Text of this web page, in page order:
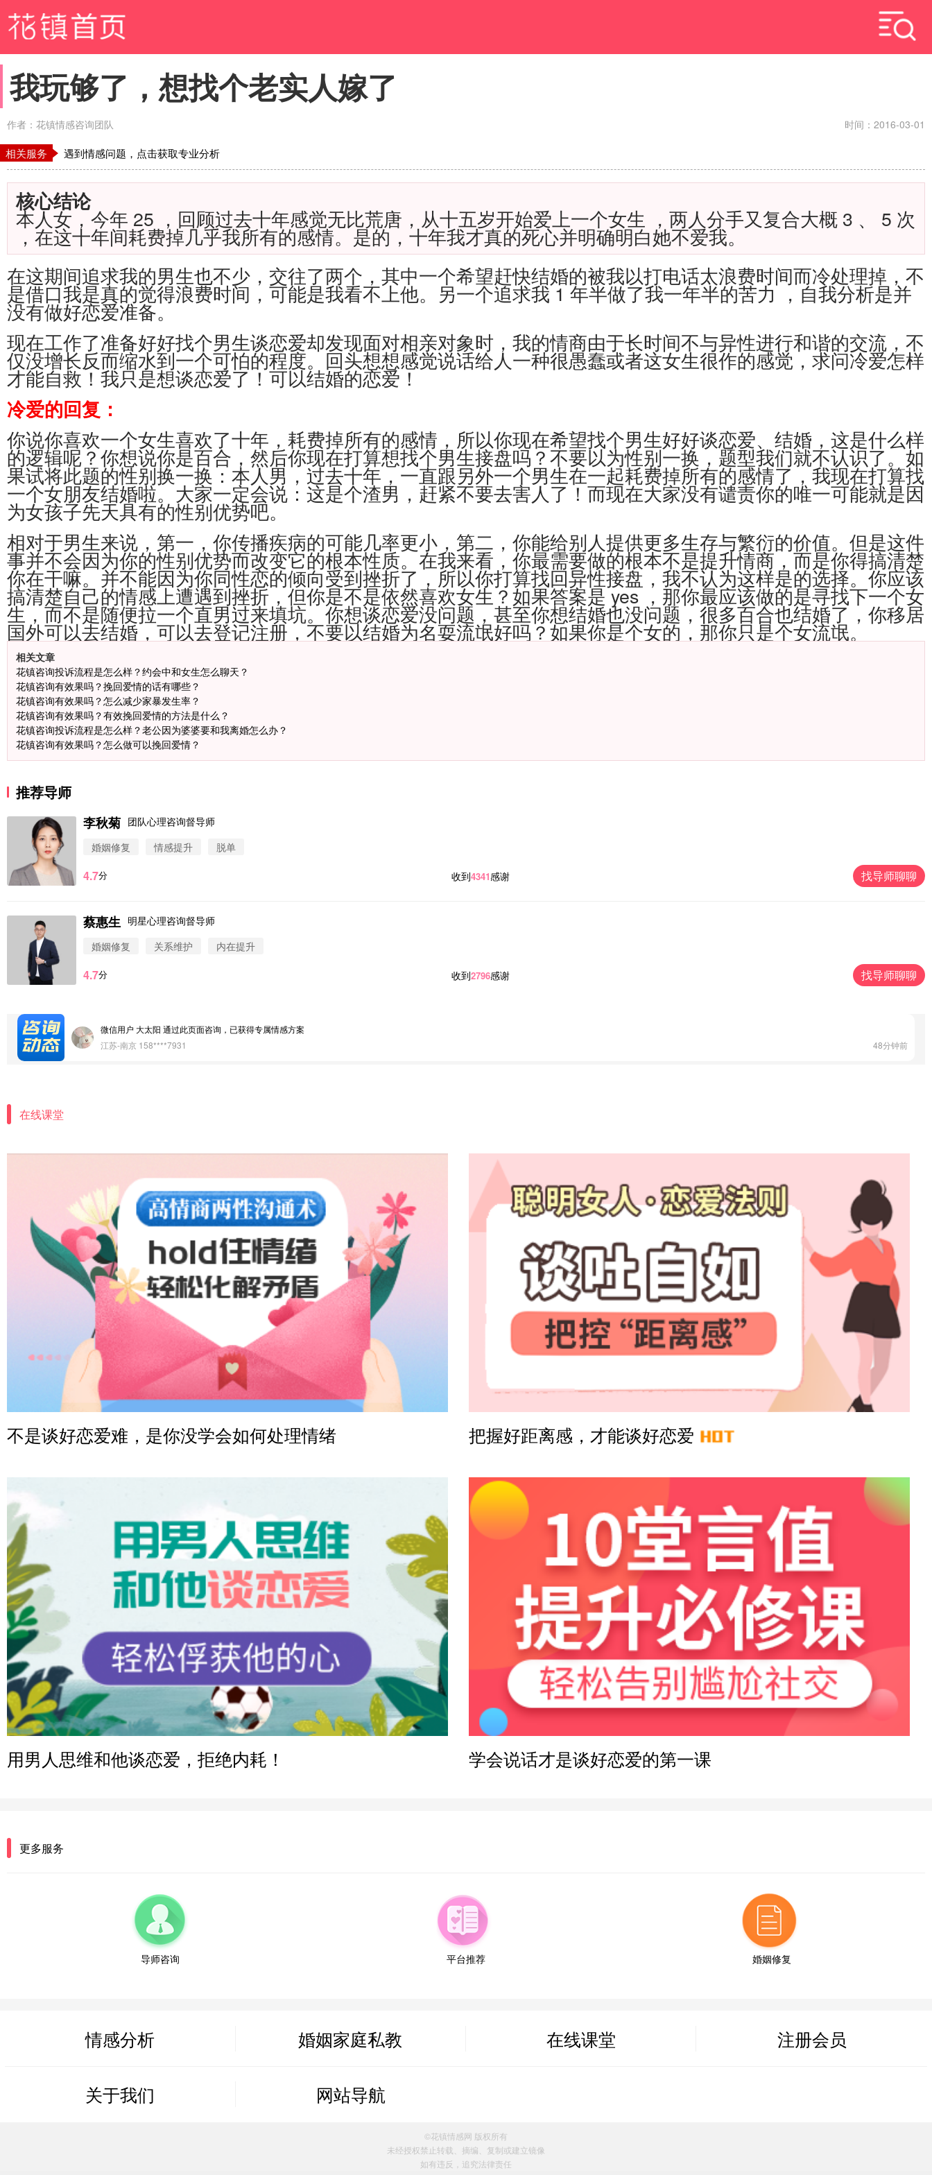
我玩够了，想找个老实人嫁了
作者：花镇情感咨询团队 时间：2016-03-01
相关服务 遇到情感问题，点击获取专业分析
核心结论
本人女，今年 25 ，回顾过去十年感觉无比荒唐，从十五岁开始爱上一个女生 ，两人分手又复合大概 3 、 5 次
，在这十年间耗费掉几乎我所有的感情。是的，十年我才真的死心并明确明白她不爱我。
在这期间追求我的男生也不少，交往了两个，其中一个希望赶快结婚的被我以打电话太浪费时间而冷处理掉，不
是借口我是真的觉得浪费时间，可能是我看不上他。另一个追求我1年半做了我一年半的苦力 ，自我分析是并
没有做好恋爱准备。
现在工作了准备好好找个男生谈恋爱却发现面对相亲对象时，我的情商由于长时间不与异性进行和谐的交流，不
仅没增长反而缩水到一个可怕的程度。回头想想感觉说话给人一种很愚蠢或者这女生很作的感觉，求问冷爱怎样
才能自救！我只是想谈恋爱了！可以结婚的恋爱！
冷爱的回复：
你说你喜欢一个女生喜欢了十年，耗费掉所有的感情，所以你现在希望找个男生好好谈恋爱、结婚，这是什么样
的逻辑呢？你想说你是百合，然后你现在打算想找个男生接盘吗？不要以为性别一换，题型我们就不认识了。如
果试将此题的性别换一换：本人男，过去十年，一直跟另外一个男生在一起耗费掉所有的感情了，我现在打算找
一个女朋友结婚啦。大家一定会说：这是个渣男，赶紧不要去害人了！而现在大家没有谴责你的唯一可能就是因
为女孩子先天具有的性别优势吧。
相对于男生来说，第一，你传播疾病的可能几率更小，第二，你能给别人提供更多生存与繁衍的价值。但是这件
事并不会因为你的性别优势而改变它的根本性质。在我来看，你最需要做的根本不是提升情商，而是你得搞清楚
你在干嘛。并不能因为你同性恋的倾向受到挫折了，所以你打算找回异性接盘，我不认为这样是的选择。你应该
搞清楚自己的情感上遭遇到挫折，但你是不是依然喜欢女生？如果答案是yes ，那你最应该做的是寻找下一个女
生，而不是随便拉一个直男过来填坑。你想谈恋爱没问题，甚至你想结婚也没问题，很多百合也结婚了，你移居
国外可以去结婚，可以去登记注册，不要以结婚为名耍流氓好吗？如果你是个女的，那你只是个女流氓。
相关文章
花镇咨询投诉流程是怎么样？约会中和女生怎么聊天？
花镇咨询有效果吗？挽回爱情的话有哪些？
花镇咨询有效果吗？怎么减少家暴发生率？
花镇咨询有效果吗？有效挽回爱情的方法是什么？
花镇咨询投诉流程是怎么样？老公因为婆婆要和我离婚怎么办？
花镇咨询有效果吗？怎么做可以挽回爱情？
推荐导师
李秋菊 团队心理咨询督导师
婚姻修复
情感提升 脱单
4.7分 收到4341感谢 找导师聊聊
蔡惠生 明星心理咨询督导师
婚姻修复
关系维护 内在提升
4.7分 收到2796感谢 找导师聊聊
浙江-杭州 183****4847
微信用户 Vnno 通过此页面咨询，已获得专属情感方案
微信用户 大太阳 通过此页面咨询，已获得专属情感方案
江苏-南京 158****7931
48分钟前
上海-浦东 177****9074
56分钟前
微信用户 Liberty 通过此页面咨询，已获得专属情感方案
广东-广州 188****5632
12分钟前
微信用户 司马锘 通过此页面咨询，已获得专属情感方案
湖北-武汉 135****7410
41分钟前
微信用户 困困魚? 通过此页面咨询，已获得专属情感方案
陕西-西安 139****6283
3分钟前
微信用户 喜欢下雨天^ 通过此页面咨询，已获得专属情感方案
浙江-宁波 150****8921
28分钟前
微信用户 逆光下的微笑 通过此页面咨询，已获得专属情感方案
微信用户 凌乱小羊 通过此页面咨询，已获得专属情感方案
7分钟前
微信用户 小任性 通过此页面咨询，已获得专属情感方案
微信用户 H-孙志远-上海 通过此页面咨询，已获得专属情感方案
上海-黄浦 135****7601
微信用户 墨笙 通过此页面咨询，已获得专属情感方案
江苏-苏州 188****5187
微信用户 谢思明 通过此页面咨询，已获得专属情感方案
广东-佛山 139****6034
微信用户 静默 通过此页面咨询，已获得专属情感方案
四川-重庆 157****9228
江苏-无锡 137****1123
微信用户 sun 通过此页面咨询，已获得专属情感方案
安徽-合肥 159***2234
山东-济南 152****4456
在线课堂
不是谈好恋爱难，是你没学会如何处理情绪 把握好距离感，才能谈好恋爱
用男人思维和他谈恋爱，拒绝内耗！ 学会说话才是谈好恋爱的第一课
更多服务
导师咨询 平台推荐 婚姻修复
情感分析 婚姻家庭私教 在线课堂 注册会员
关于我们 网站导航
©花镇情感网 版权所有
未经授权禁止转载、摘编、复制或建立镜像
如有违反，追究法律责任